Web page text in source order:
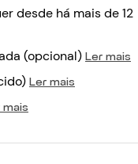
desde há mais de 12
(opcional) Ler mais
Ler mais
mais